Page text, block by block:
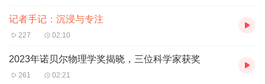
现在眼前，就再也不会搞不清。恍惚间似乎也摸到了一点点
垒、每次防守都包含着丰富的战术变化在里面，也就初步体
会到这项运动的乐趣。
记者手记：沉浸与专注
227 02:10
2023年诺贝尔物理学奖揭晓，三位科学家获奖
261 02:21